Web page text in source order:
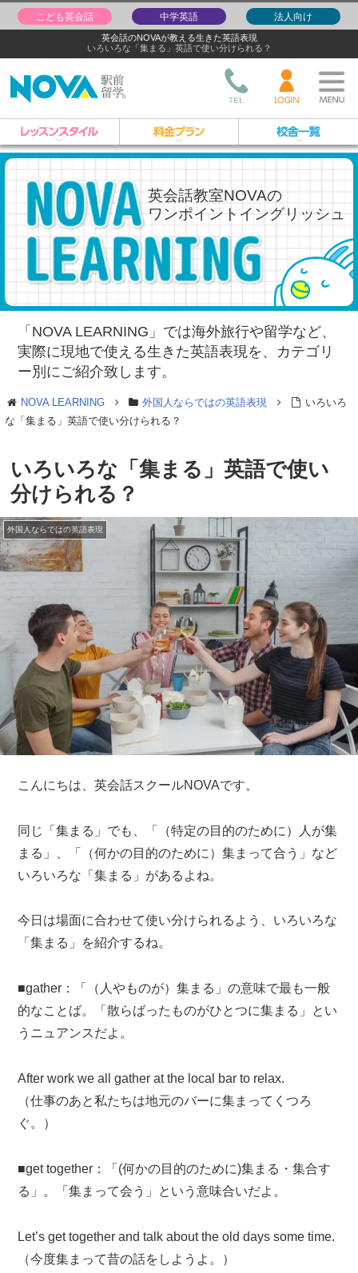
英会話のNOVAが教える生きた英語表現
いろいろな「集まる」英語で使い分けられる？
こども英会話 中学英語 法人向け
英会話教室NOVAの
ワンポイントイングリッシュ
「NOVA LEARNING」では海外旅行や留学など、
実際に現地で使える生きた英語表現を、 カテゴリ
ー別にご紹介致します。
NOVA LEARNING 外国人ならではの英語表現
いろいろ
な「集まる」英語で使い分けられる？
いろいろな「集まる」英語で使い
分けられる？
外国人ならではの英語表現
こんにちは、英会話スクールNOVAです。
同じ「集まる」でも、「（特定の目的のために）人が集
まる」、「（何かの目的のために）集まって合う」など
いろいろな「集まる」があるよね。
今日は場面に合わせて使い分けられるよう、いろいろな
「集まる」を紹介するね。
■gather：「（人やものが）集まる」の意味で最も一般
的なことば。「散らばったものがひとつに集まる」とい
うニュアンスだよ。
After work we all gather at the local bar to relax.
（仕事のあと私たちは地元のバーに集まってくつろ
ぐ。）
■get together：「(何かの目的のために)集まる・集合す
る」。「集まって会う」という意味合いだよ。
Let’s get together and talk about the old days some time.
（今度集まって昔の話をしようよ。）